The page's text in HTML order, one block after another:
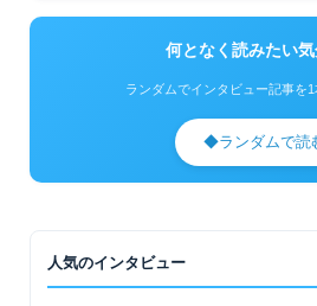
何となく読みたい
ランダムでインタビュー記事を
◆ランダムで読
人気のインタビュー